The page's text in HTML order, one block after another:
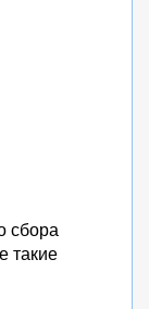
сбора
такие